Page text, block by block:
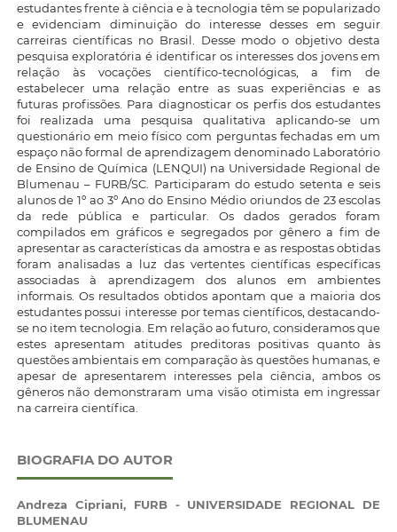
estudantes frente à ciência e à tecnologia têm se popularizado
e evidenciam diminuição do interesse desses em seguir
carreiras científicas no Brasil. Desse modo o objetivo desta
pesquisa exploratória é identificar os interesses dos jovens em
relação às vocações científico-tecnológicas, a fim de
estabelecer uma relação entre as suas experiências e as
futuras profissões. Para diagnosticar os perfis dos estudantes
foi realizada uma pesquisa qualitativa aplicando-se um
questionário em meio físico com perguntas fechadas em um
espaço não formal de aprendizagem denominado Laboratório
de Ensino de Química (LENQUI) na Universidade Regional de
Blumenau – FURB/SC. Participaram do estudo setenta e seis
alunos de 1º ao 3º Ano do Ensino Médio oriundos de 23 escolas
da rede pública e particular. Os dados gerados foram
compilados em gráficos e segregados por gênero a fim de
apresentar as características da amostra e as respostas obtidas
foram analisadas a luz das vertentes científicas específicas
associadas à aprendizagem dos alunos em ambientes
informais. Os resultados obtidos apontam que a maioria dos
estudantes possui interesse por temas científicos, destacando-
se no item tecnologia. Em relação ao futuro, consideramos que
estes apresentam atitudes preditoras positivas quanto às
questões ambientais em comparação às questões humanas, e
apesar de apresentarem interesses pela ciência, ambos os
gêneros não demonstraram uma visão otimista em ingressar
na carreira científica.
BIOGRAFIA DO AUTOR
Andreza Cipriani, FURB - UNIVERSIDADE REGIONAL DE
BLUMENAU